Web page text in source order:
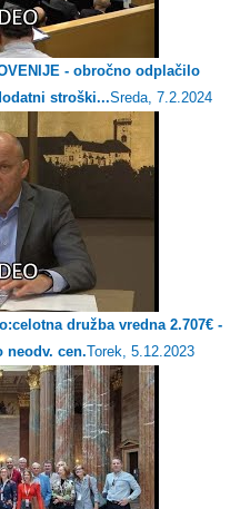
- obročno odplačilo
stroški...Sreda, 7.2.2024
družba vredna 2.707€ -
cen.Torek, 5.12.2023